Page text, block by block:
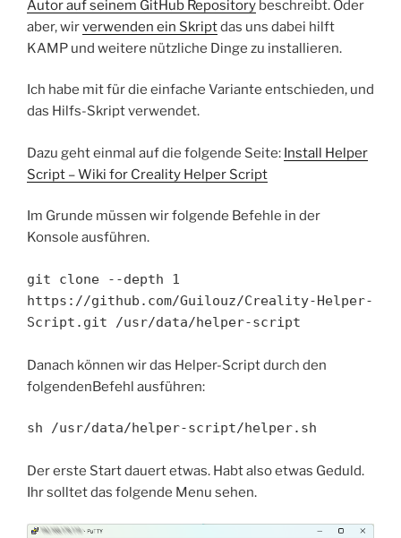
Autor auf seinem GitHub Repository beschreibt. Oder
aber, wirverwenden ein Skriptdas uns dabei hilft
KAMP und weitere nützliche Dinge zu installieren.
Ich habe mit für die einfache Variante entschieden, und
das Hilfs-Skript verwendet.
Dazu geht einmal auf die folgende Seite: Install Helper
Script – Wiki for Creality Helper Script
Im Grunde müssen wir folgende Befehle in der
Konsole ausführen.
git clone --depth 1
https://github.com/Guilouz/Creality-Helper-
Script.git /usr/data/helper-script
Danach können wir das Helper-Script durch den
folgendenBefehl ausführen:
sh /usr/data/helper-script/helper.sh
Der erste Start dauert etwas. Habt also etwas Geduld.
Ihr solltet das folgende Menu sehen.